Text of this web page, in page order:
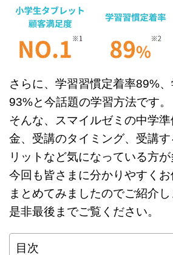
さらに、学習習慣定着率89%
93%と今話題の学習方法です。
そんな、スマイルゼミの中学
金、受講のタイミング、受講
リットなど気になっている方が
今回も皆さまに分かりやすく
まとめてみましたのでご紹介し
是非最後までご覧ください。
目次